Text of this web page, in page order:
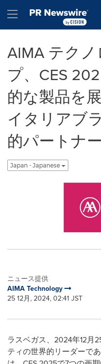
Hamburger menu
AIMA テク
プ、CES
的な製品を
イタリアブ
的パートナ
Japan - Japanese
ニュース提供
AIMA Technology
25 12月, 2024, 02:41 JST
ラスベガス、 2024年12月
ティの世界的リーダーで